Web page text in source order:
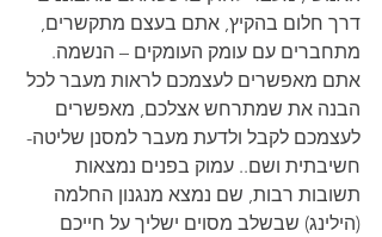
דרך חלום בהקיץ, אתם בעצם מתקשרים,
מתחברים עם עומק העומקים – הנשמה.
אתם מאפשרים לעצמכם לראות מעבר לכל
הבנה את שמתרחש אצלכם, מאפשרים
לעצמכם לקבל ולדעת מעבר למסנן שליטה-
חשיבתית ושם.. עמוק בפנים נמצאות
תשובות רבות, שם נמצא מנגנון החלמה
(הילינג) שבשלב מסוים ישליך על חייכם